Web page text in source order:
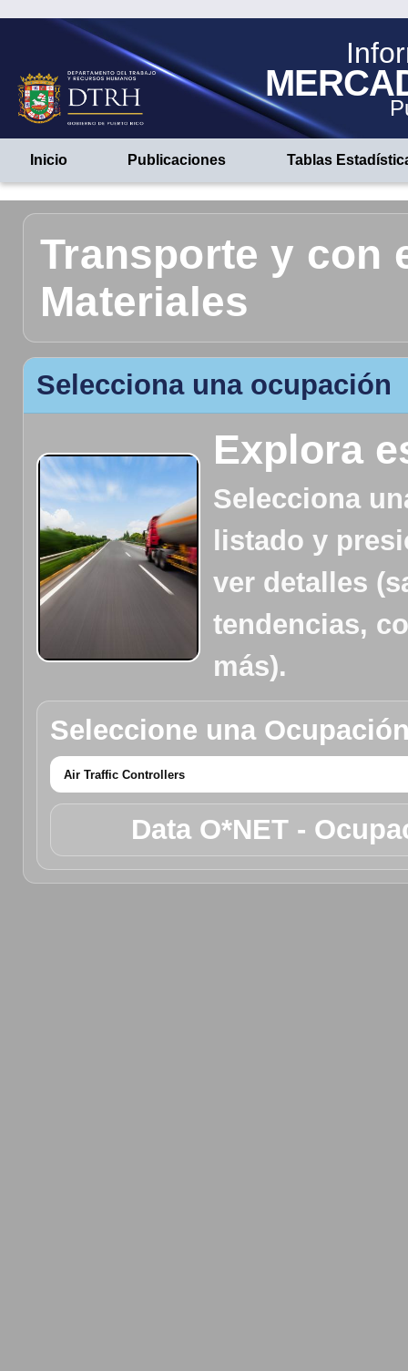
Inicio Publicaciones Tablas
Transporte y con
Materiales
Selecciona una ocupación
Explora
Selecciona
listado y
ver detalles
tendencias,
más).
Seleccione una
Data O*NET -